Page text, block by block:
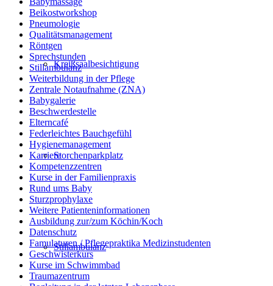
Kreißsaalbesichtigung
Storchenparkplatz
Stillambulanz
Beikostworkshop
Pneumologie
Qualitätsmanagement
Röntgen
Sprechstunden
Stillambulanz
Weiterbildung in der Pflege
Zentrale Notaufnahme (ZNA)
Babygalerie
Beschwerdestelle
Elterncafé
Federleichtes Bauchgefühl
Hygienemanagement
Karriere
Kompetenzzentren
Kurse in der Familienpraxis
Rund ums Baby
Sturzprophylaxe
Weitere Patienteninformationen
Ausbildung zur/zum Köchin/Koch
Datenschutz
Famulaturen / Pflegepraktika Medizinstudenten
Geschwisterkurs
Kurse im Schwimmbad
Traumazentrum